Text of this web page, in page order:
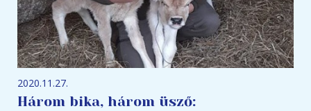
2020.11.27.
Három bika, három üsző: